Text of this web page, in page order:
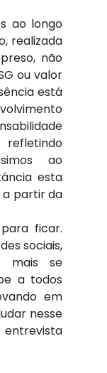
ao longo
realizada
não
ou valor
está
ao
esta
a partir da
ficar.
sociais,
mais se
a todos
em
nesse